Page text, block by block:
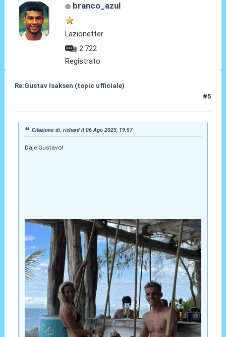
branco_azul
Lazionetter
2.722
Registrato
Re:Gustav Isaksen (topic ufficiale)
#5
Citazione di: richard il 06 Ago 2023, 19:57
Daje Gustavo!